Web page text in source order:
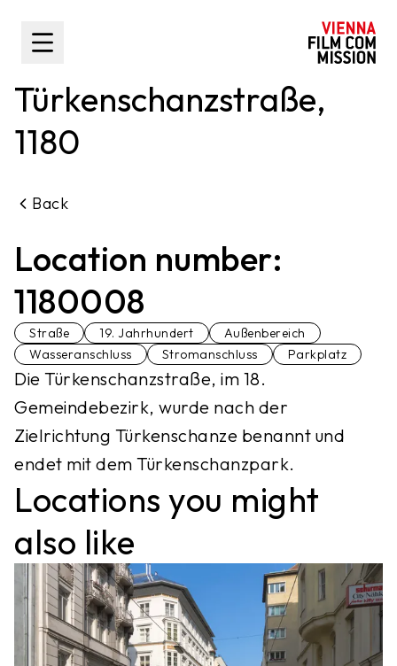
Toggle Sidebar
Türkenschanzstraße,
1180
Back
Location number:
1180008
Straße 19. Jahrhundert
Außenbereich
Wasseranschluss
Stromanschluss Parkplatz
Die Türkenschanzstraße, im 18.
Gemeindebezirk, wurde nach der
Zielrichtung Türkenschanze benannt und
Locations you might
also like